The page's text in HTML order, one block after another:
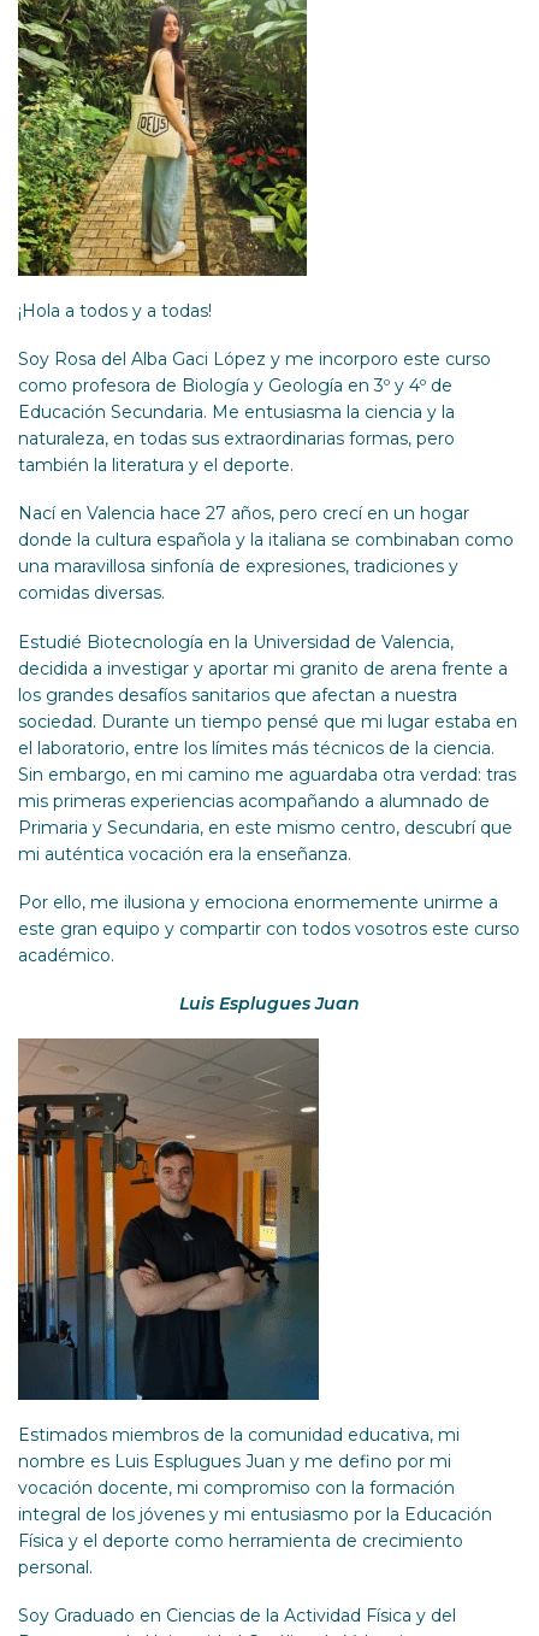
¡Hola a todos y a todas!
Soy Rosa del Alba Gaci López y me incorporo este curso
como profesora de Biología y Geología en 3º y 4º de
Educación Secundaria. Me entusiasma la ciencia y la
naturaleza, en todas sus extraordinarias formas, pero
también la literatura y el deporte.
Nací en Valencia hace 27 años, pero crecí en un hogar
donde la cultura española y la italiana se combinaban como
una maravillosa sinfonía de expresiones, tradiciones y
comidas diversas.
Estudié Biotecnología en la Universidad de Valencia,
decidida a investigar y aportar mi granito de arena frente a
los grandes desafíos sanitarios que afectan a nuestra
sociedad. Durante un tiempo pensé que mi lugar estaba en
el laboratorio, entre los límites más técnicos de la ciencia.
Sin embargo, en mi camino me aguardaba otra verdad: tras
mis primeras experiencias acompañando a alumnado de
Primaria y Secundaria, en este mismo centro, descubrí que
mi auténtica vocación era la enseñanza.
Por ello, me ilusiona y emociona enormemente unirme a
este gran equipo y compartir con todos vosotros este curso
académico.
Luis Esplugues Juan
Estimados miembros de la comunidad educativa, mi
nombre es Luis Esplugues Juan y me defino por mi
vocación docente, mi compromiso con la formación
integral de los jóvenes y mi entusiasmo por la Educación
Física y el deporte como herramienta de crecimiento
personal.
Soy Graduado en Ciencias de la Actividad Física y del